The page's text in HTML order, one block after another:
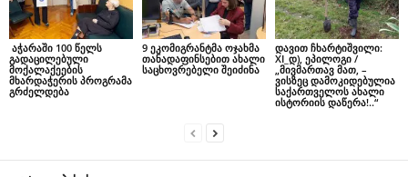
აჭარაში 100 წელს
გადაცილებული
მოქალაქეების
მხარდაჭერის პროგრამა
გრძელდება
9 ეკომიგრანტმა ოჯახმა
თანადაფინსებით ახალი
საცხოვრებელი შეიძინა
დავით ჩხარტიშვილი:
XI_დ), ეპილოგი /
„მივმართავ მათ, –
ვისზეც დამოკიდებულია
საქართველოს ახალი
ისტორიის დაწერა!..“